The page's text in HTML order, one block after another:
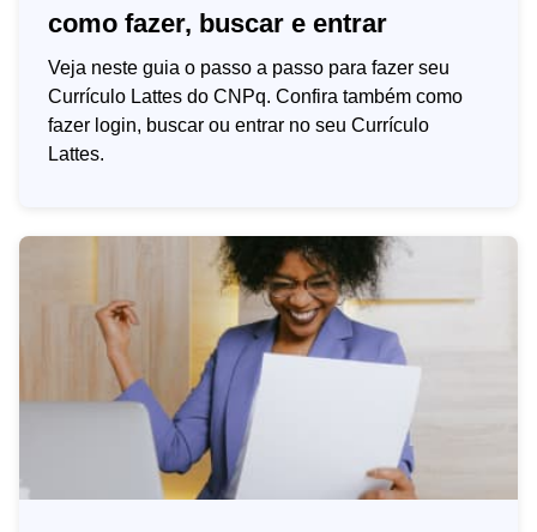
como fazer, buscar e entrar
Veja neste guia o passo a passo para fazer seu
Currículo Lattes do CNPq. Confira também como
fazer login, buscar ou entrar no seu Currículo
Lattes.